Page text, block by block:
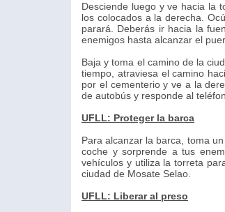
Desciende luego y ve hacia la
los colocados a la derecha.
parará. Deberás ir hacia la
enemigos hasta alcanzar el
Baja y toma el camino de la
tiempo, atraviesa el camino
por el cementerio y ve a la
de autobús y responde al
UFLL: Proteger la barca
Para alcanzar la barca, toma
coche y sorprende a tus
vehículos y utiliza la torreta
ciudad de Mosate Selao.
UFLL: Liberar al preso